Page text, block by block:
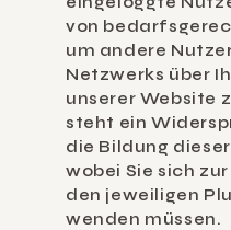
von
um andere
Netzwerks über
unserer Website
steht ein
die Bildung
wobei Sie sich
den jeweiligen
wenden müssen.